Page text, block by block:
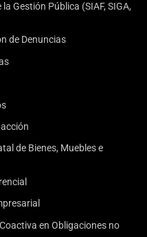
Gestión Pública (SIAF, SIGA,
de Denuncias
de Bienes, Muebles e
en Obligaciones no